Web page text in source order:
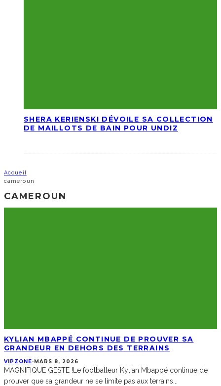
SHERA KERIENSKI DÉVOILE SA COLLECTION
DE MAILLOTS DE BAIN POUR UNDIZ
Accueil
cameroun
CAMEROUN
KYLIAN MBAPPÉ CONTINUE DE PROUVER SA
GRANDEUR EN DEHORS DES TERRAINS
VIPZONE· MARS 8, 2026
MAGNIFIQUE GESTE !Le footballeur Kylian Mbappé continue de
prouver que sa grandeur ne se limite pas aux terrains